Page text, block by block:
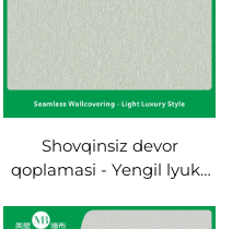
Shovqinsiz devor
qoplamasi - Yengil lyuks
uxqu xonasi va barcha uy